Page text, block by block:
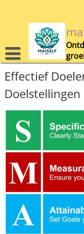
Effectief
Doelstellingen